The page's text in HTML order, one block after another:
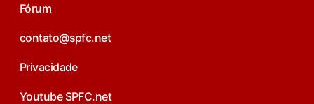
Fórum
contato@spfc.net
Privacidade
Youtube SPFC.net